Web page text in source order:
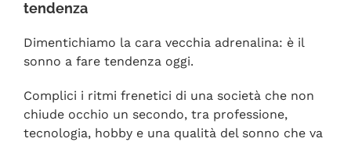
tendenza
Dimentichiamo la cara vecchia adrenalina: è il
sonno a fare tendenza oggi.
Complici i ritmi frenetici di una società che non
chiude occhio un secondo, tra professione,
tecnologia, hobby e una qualità del sonno che va